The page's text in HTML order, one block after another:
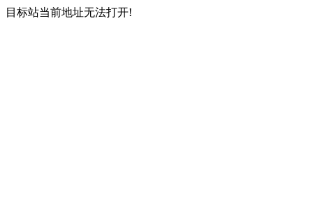
目标站当前地址无法打开!